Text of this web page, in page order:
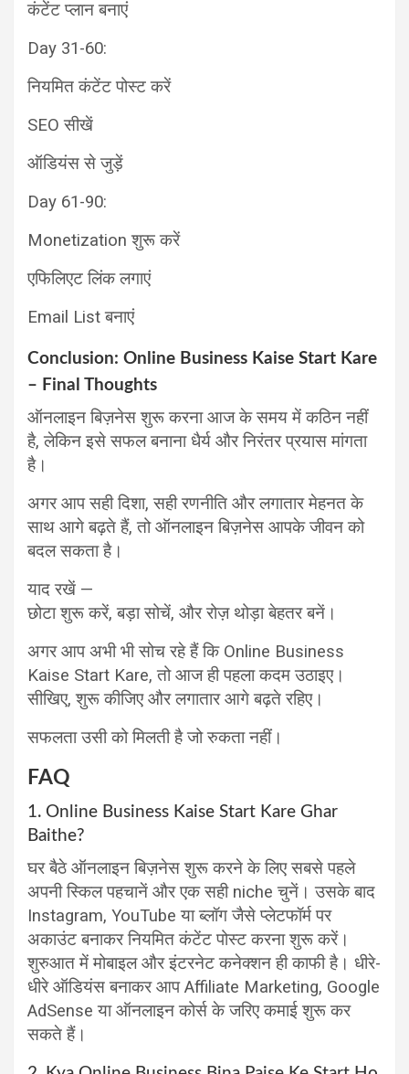
कंटेंट प्लान बनाएं
Day 31-60:
नियमित कंटेंट पोस्ट करें
SEO सीखें
ऑडियंस से जुड़ें
Day 61-90:
Monetization शुरू करें
एफिलिएट लिंक लगाएं
Email List बनाएं
Conclusion: Online Business Kaise Start Kare
– Final Thoughts
ऑनलाइन बिज़नेस शुरू करना आज के समय में कठिन नहीं
है, लेकिन इसे सफल बनाना धैर्य और निरंतर प्रयास मांगता
है।
अगर आप सही दिशा, सही रणनीति और लगातार मेहनत के
साथ आगे बढ़ते हैं, तो ऑनलाइन बिज़नेस आपके जीवन को
बदल सकता है।
याद रखें —
छोटा शुरू करें, बड़ा सोचें, और रोज़ थोड़ा बेहतर बनें।
अगर आप अभी भी सोच रहे हैं कि Online Business
Kaise Start Kare, तो आज ही पहला कदम उठाइए।
सीखिए, शुरू कीजिए और लगातार आगे बढ़ते रहिए।
सफलता उसी को मिलती है जो रुकता नहीं।
FAQ
1. Online Business Kaise Start Kare Ghar
Baithe?
घर बैठे ऑनलाइन बिज़नेस शुरू करने के लिए सबसे पहले
अपनी स्किल पहचानें और एक सही niche चुनें। उसके बाद
Instagram, YouTube या ब्लॉग जैसे प्लेटफॉर्म पर
अकाउंट बनाकर नियमित कंटेंट पोस्ट करना शुरू करें।
शुरुआत में मोबाइल और इंटरनेट कनेक्शन ही काफी है। धीरे-
धीरे ऑडियंस बनाकर आप Affiliate Marketing, Google
AdSense या ऑनलाइन कोर्स के जरिए कमाई शुरू कर
सकते हैं।